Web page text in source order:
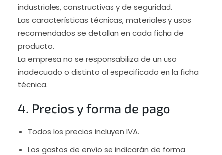
industriales, constructivas y de seguridad.
Las características técnicas, materiales y usos
recomendados se detallan en cada ficha de
producto.
La empresa no se responsabiliza de un uso
inadecuado o distinto al especificado en la ficha
técnica.
4. Precios y forma de pago
Todos los precios incluyen IVA.
Los gastos de envío se indicarán de forma